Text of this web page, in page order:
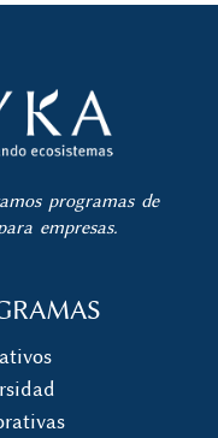
programas de
empresas.